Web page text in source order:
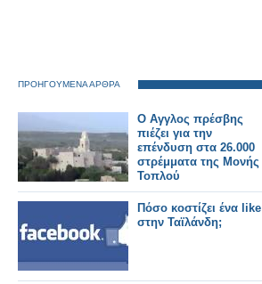
ΠΡΟΗΓΟΥΜΕΝΑ ΑΡΘΡΑ
Ο Αγγλος πρέσβης
πιέζει για την
επένδυση στα 26.000
στρέμματα της Μονής
Τοπλού
Πόσο κοστίζει ένα like
στην Ταϊλάνδη;